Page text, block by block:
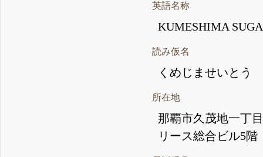
英語名称
KUMESHIMA
読み仮名
くめじませいとう
所在地
那覇市久茂地一丁
リース総合ビル5階